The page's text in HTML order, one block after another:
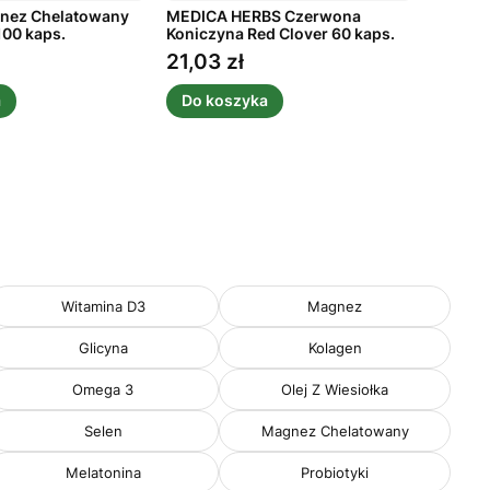
Chelatowany
kaps.
MEDICA HERBS Czerwona
Koniczyna Red Clover 60 kaps.
Cena
21,03 zł
Do koszyka
Witamina D3 Magnez
Glicyna Kolagen
Omega 3 Olej Z Wiesiołka
Selen Magnez Chelatowany
Melatonina Probiotyki